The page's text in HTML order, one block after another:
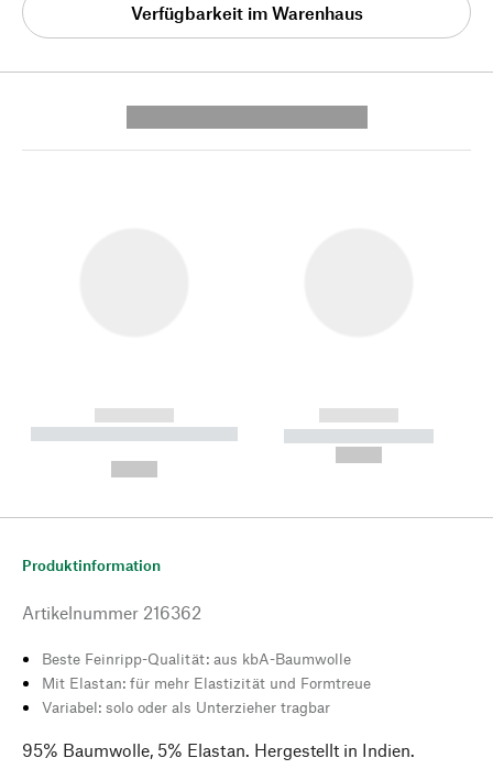
Verfügbarkeit im Warenhaus
------------
----------- ----------- --------
------------
----------- -----------
Produktinformation
Artikelnummer 216362
Beste Feinripp-Qualität: aus kbA-Baumwolle
Mit Elastan: für mehr Elastizität und Formtreue
Variabel: solo oder als Unterzieher tragbar
95% Baumwolle, 5% Elastan. Hergestellt in Indien.